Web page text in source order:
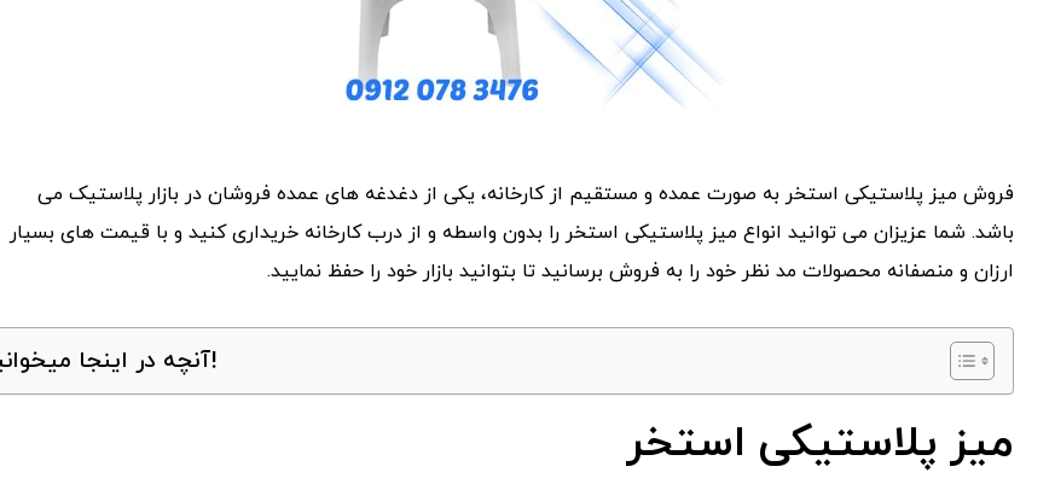
فروش میز پلاستیکی استخر به صورت عمده و مستقیم از کارخانه، یکی از دغدغه های عمده فروشان در بازار پلاستیک می
باشد. شما عزیزان می توانید انواع میز پلاستیکی استخر را بدون واسطه و از درب کارخانه خریداری کنید و با قیمت های بسیار
ارزان و منصفانه محصولات مد نظر خود را به فروش برسانید تا بتوانید بازار خود را حفظ نمایید.
آنچه در اینجا میخوانید!
میز پلاستیکی استخر